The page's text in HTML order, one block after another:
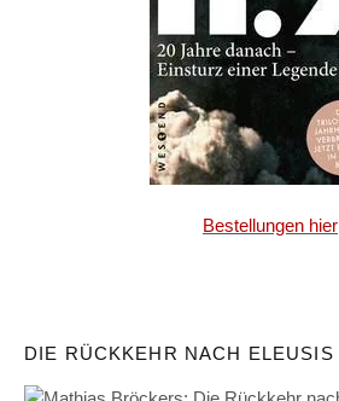
Bestellungen hier
DIE RÜCKKEHR NACH ELEUSIS